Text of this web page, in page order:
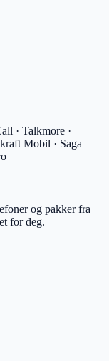
· Talkmore ·
Mobil · Saga
og pakker fra
for deg.